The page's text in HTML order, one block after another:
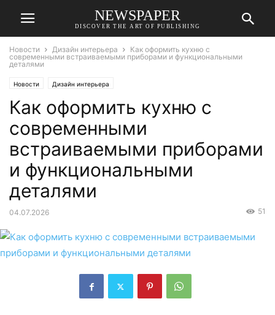
NEWSPAPER
DISCOVER THE ART OF PUBLISHING
Новости Дизайн интерьера
Как оформить кухню с
современными встраиваемыми приборами и функциональными
деталями
Новости Дизайн интерьера
Как оформить кухню с
современными
встраиваемыми приборами
и функциональными
деталями
04.07.2026 51